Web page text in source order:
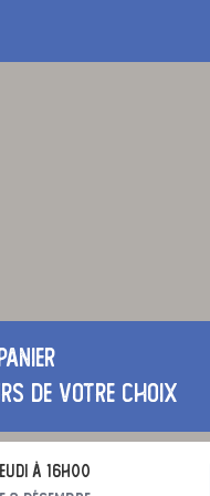
de votre choix
à 16h00